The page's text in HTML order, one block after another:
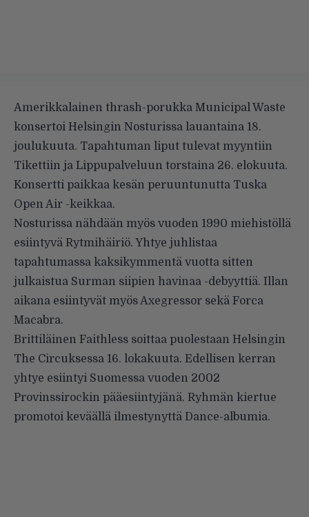
Amerikkalainen thrash-porukka Municipal Waste
konsertoi Helsingin Nosturissa lauantaina 18.
joulukuuta. Tapahtuman liput tulevat myyntiin
Tikettiin ja Lippupalveluun torstaina 26. elokuuta.
Konsertti paikkaa kesän peruuntunutta Tuska
Open Air -keikkaa.
Nosturissa nähdään myös vuoden 1990 miehistöllä
esiintyvä Rytmihäiriö. Yhtye juhlistaa
tapahtumassa kaksikymmentä vuotta sitten
julkaistua Surman siipien havinaa -debyyttiä. Illan
aikana esiintyvät myös Axegressor sekä Forca
Macabra.
Brittiläinen Faithless soittaa puolestaan Helsingin
The Circuksessa 16. lokakuuta. Edellisen kerran
yhtye esiintyi Suomessa vuoden 2002
Provinssirockin pääesiintyjänä. Ryhmän kiertue
promotoi keväällä ilmestynyttä Dance-albumia.